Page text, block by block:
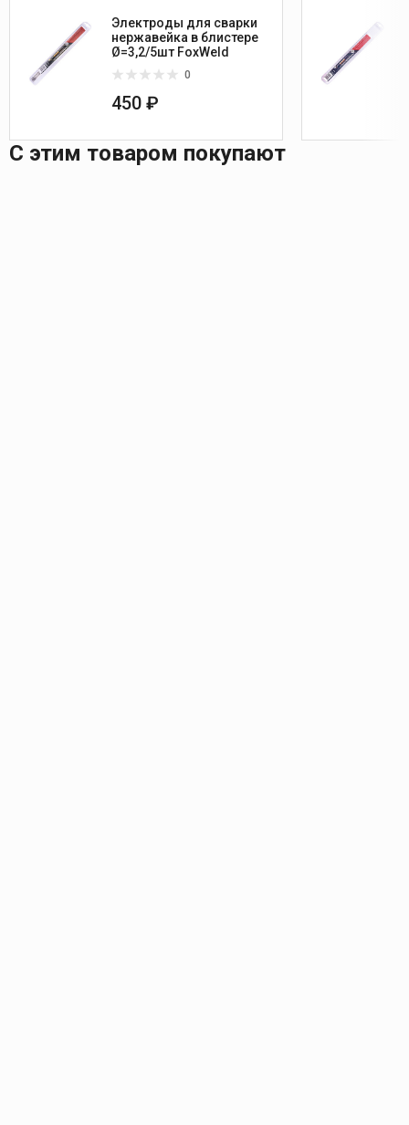
Электроды для сварки
нержавейка в блистере
Ø=3,2/5шт FoxWeld
0
450 ₽
С этим товаром покупают